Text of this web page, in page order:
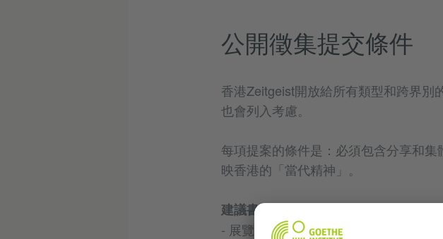
公開徵集提交條件
香港Zeitgeist開放給所有類型和跨界別
也會列入考慮。
每項提案的條件是：必須包含分享和
映香港的「當代精神」。
建議書應包括:
- 展覽簡述（藝術家聲明），最多 180字